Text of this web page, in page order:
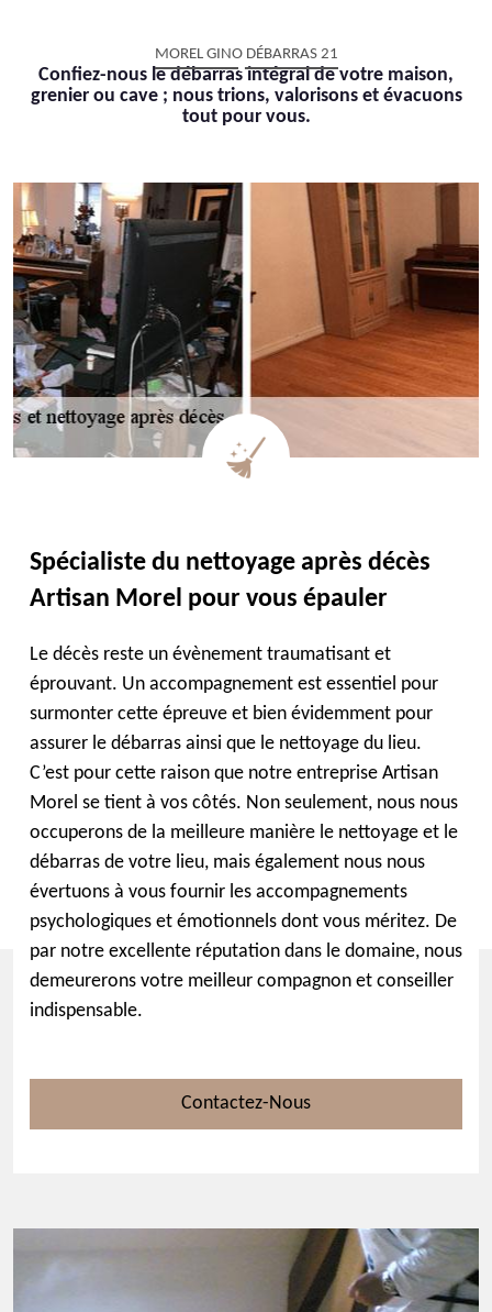
MOREL GINO DÉBARRAS 21
Confiez-nous le débarras intégral de votre maison,
grenier ou cave ; nous trions, valorisons et évacuons
tout pour vous.
Spécialiste du nettoyage après décès
Artisan Morel pour vous épauler
Le décès reste un évènement traumatisant et
éprouvant. Un accompagnement est essentiel pour
surmonter cette épreuve et bien évidemment pour
assurer le débarras ainsi que le nettoyage du lieu.
C’est pour cette raison que notre entreprise Artisan
Morel se tient à vos côtés. Non seulement, nous nous
occuperons de la meilleure manière le nettoyage et le
débarras de votre lieu, mais également nous nous
évertuons à vous fournir les accompagnements
psychologiques et émotionnels dont vous méritez. De
par notre excellente réputation dans le domaine, nous
demeurerons votre meilleur compagnon et conseiller
indispensable.
Contactez-Nous